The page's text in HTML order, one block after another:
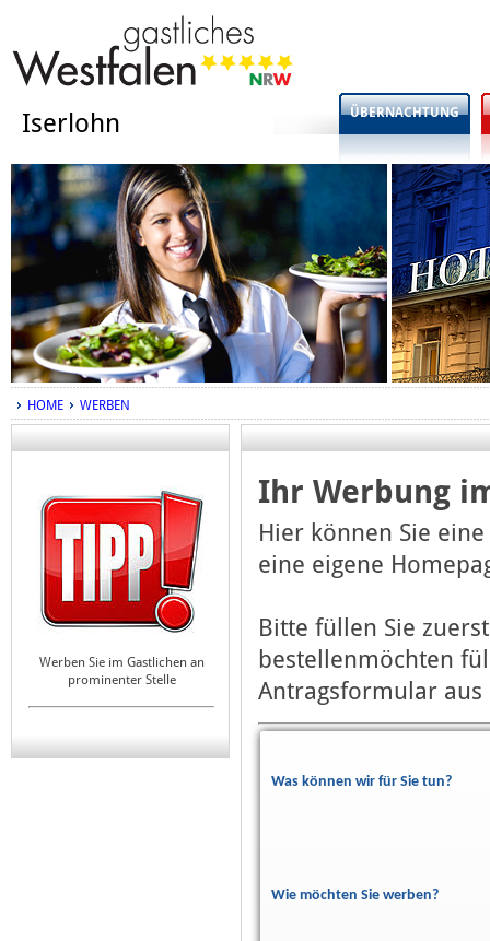
Iserlohn ÜBERNACHTUNG
HOME WERBEN
Werben Sie im Gastlichen an
prominenter Stelle
Ihr Werbung
Hier können Sie
eine eigene
Bitte füllen Sie
bestellenmöchten
Antragsformular
Was können wir für Sie tun?
Wie möchten Sie werben?